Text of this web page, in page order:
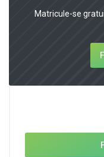
Matricule-se